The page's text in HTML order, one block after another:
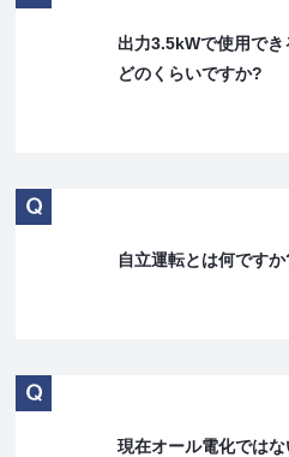
出力3.5kWで使用で
どのくらいですか?
自立運転とは何ですか
現在オール電化では